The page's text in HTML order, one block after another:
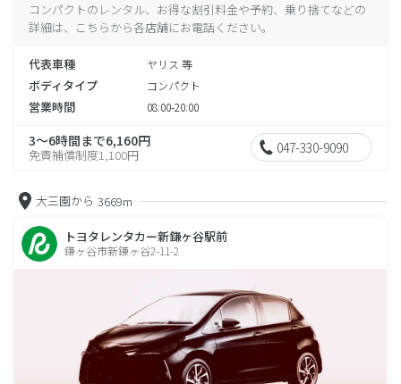
コンパクトのレンタル、お得な割引料金や予約、乗り捨てなどの
詳細は、こちらから各店舗にお電話ください。
代表車種 ヤリス 等
ボディタイプ コンパクト
営業時間 08:00-20:00
3～6時間まで6,160円
免責補償制度1,100円 047-330-9090
大三園から 3669m
トヨタレンタカー新鎌ヶ谷駅前
鎌ヶ谷市新鎌ヶ谷2-11-2